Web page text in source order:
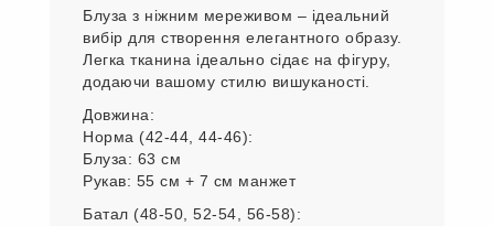
Блуза з ніжним мереживом – ідеальний
вибір для створення елегантного образу.
Легка тканина ідеально сідає на фігуру,
додаючи вашому стилю вишуканості.
Довжина:
Норма (42-44, 44-46):
Блуза: 63 см
Рукав: 55 см + 7 см манжет
Батал (48-50, 52-54, 56-58):